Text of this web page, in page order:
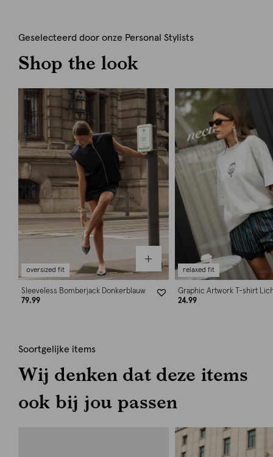
Geselecteerd door onze Personal Stylists
Shop the look
oversized fit
Sleeveless Bomberjack Donkerblauw
79.99
relaxed fit
Graphic Artwork T-shirt
24.99
Soortgelijke items
Wij denken dat deze items
ook bij jou passen